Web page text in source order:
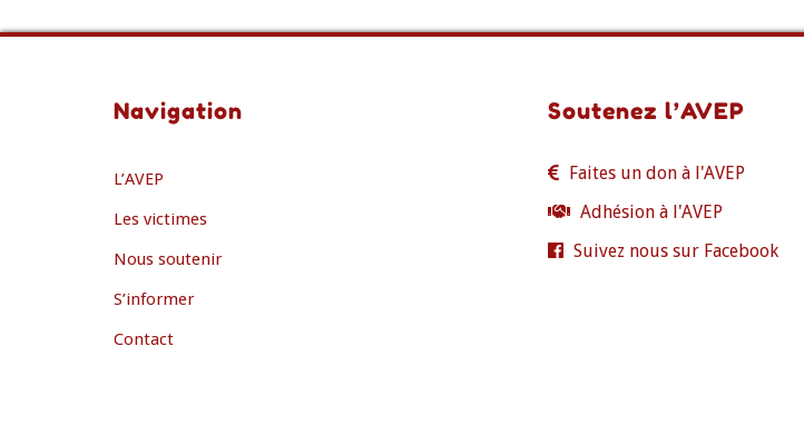
Navigation
L’AVEP
Les victimes
Nous soutenir
S’informer
Contact
Soutenez l’AVEP
Faites un don à l'AVEP
Adhésion à l'AVEP
Suivez nous sur Facebook